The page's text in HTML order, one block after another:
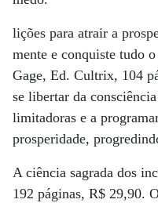
lições para atrair a
mente e conquiste tudo
Gage, Ed. Cultrix, 104
se libertar da
limitadoras e a
prosperidade,
A ciência sagrada dos
192 páginas, R$ 29,90.